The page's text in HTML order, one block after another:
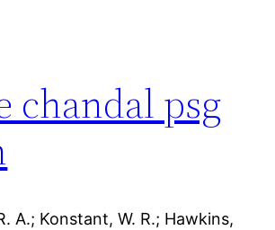
chandal psg
A.; Konstant, W. R.; Hawkins,